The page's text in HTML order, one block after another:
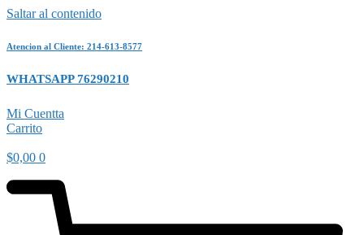
Saltar al contenido
Atencion al Cliente: 214-613-8577
WHATSAPP 76290210
Mi Cuentta
Carrito
$0,00 0